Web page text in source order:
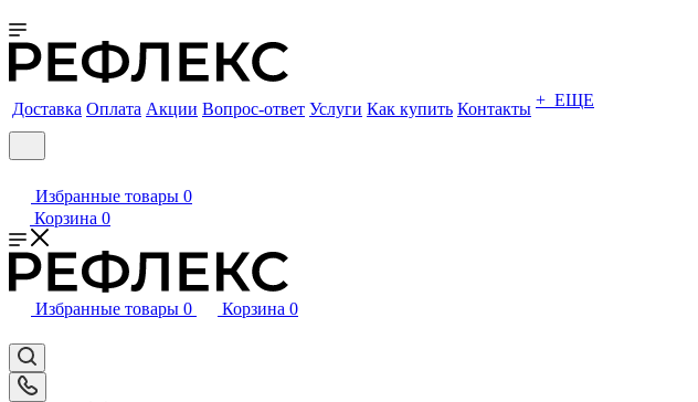
Доставка Оплата Акции Вопрос-ответ Услуги Как купить Контакты + ЕЩЕ
Избранные товары 0
Корзина 0
Избранные товары 0 Корзина 0